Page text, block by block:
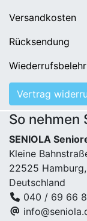
Versandkosten
Rücksendung
Vertrag
So nehmen
SENIOLA
Kleine
22525 Hamburg,
Deutschland
040 / 69 66